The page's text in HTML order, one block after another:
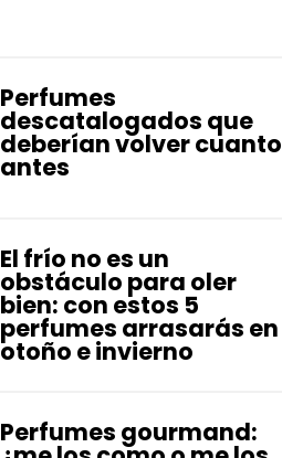
Perfumes
descatalogados que
deberían volver cuanto
antes
El frío no es un
obstáculo para oler
bien: con estos 5
perfumes arrasarás en
otoño e invierno
Perfumes gourmand: